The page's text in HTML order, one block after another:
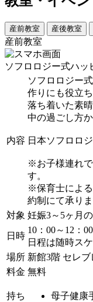
産前教室 産後教室
産前教室
ソフロロジー式ハッ
内容
ソフロロジー
作りにも役立ち
落ち着いた素
中の過ごし方
日本ソフロロ
※お子様連れ
す。
※保育士によ
約制にて承り
対象 妊娠3～5ヶ月
日時
10：00～12：
日程は随時ス
場所 新館3階 セレ
料金 無料
持ち
母子健康